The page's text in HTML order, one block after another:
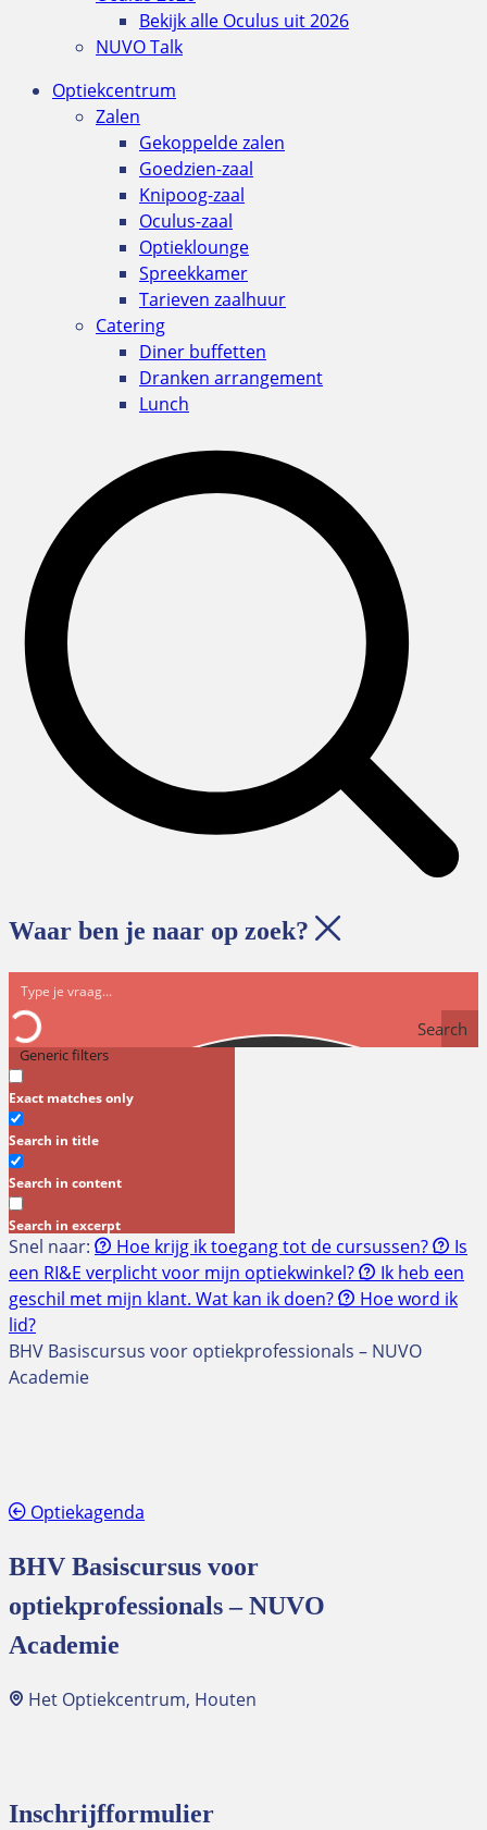
Bekijk alle Oculus uit 2026
NUVO Talk
Optiekcentrum
Zalen
Gekoppelde zalen
Goedzien-zaal
Knipoog-zaal
Oculus-zaal
Optieklounge
Spreekkamer
Tarieven zaalhuur
Catering
Diner buffetten
Dranken arrangement
Lunch
Waar ben je naar op zoek?
Search
Generic filters
Exact matches only
Search in title
Search in content
Search in excerpt
Snel naar: Hoe krijg ik toegang tot de cursussen?
Is
een RI&E verplicht voor mijn optiekwinkel?
Ik heb een
geschil met mijn klant. Wat kan ik doen?
Hoe word ik
lid?
BHV Basiscursus voor optiekprofessionals – NUVO
Academie
Optiekagenda
BHV Basiscursus voor
optiekprofessionals – NUVO
Academie
Het Optiekcentrum, Houten
Inschrijfformulier